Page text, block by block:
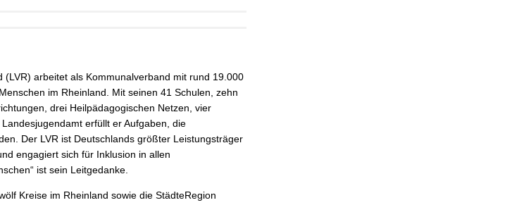
(LVR) arbeitet als Kommunalverband mit rund 19.000
im Rheinland. Mit seinen 41 Schulen, zehn
drei Heilpädagogischen Netzen, vier
erfüllt er Aufgaben, die
Der LVR ist Deutschlands größter Leistungsträger
engagiert sich für Inklusion in allen
ist sein Leitgedanke.
Kreise im Rheinland sowie die StädteRegion